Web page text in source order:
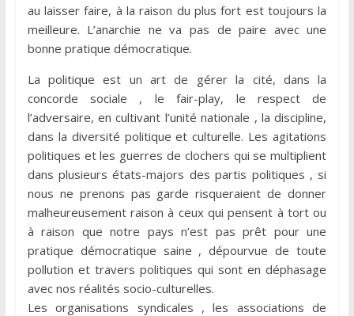
au laisser faire, à la raison du plus fort est toujours la
meilleure. L’anarchie ne va pas de paire avec une
bonne pratique démocratique.
La politique est un art de gérer la cité, dans la
concorde sociale , le fair-play, le respect de
l’adversaire, en cultivant l’unité nationale , la discipline,
dans la diversité politique et culturelle. Les agitations
politiques et les guerres de clochers qui se multiplient
dans plusieurs états-majors des partis politiques , si
nous ne prenons pas garde risqueraient de donner
malheureusement raison à ceux qui pensent à tort ou
à raison que notre pays n’est pas prêt pour une
pratique démocratique saine , dépourvue de toute
pollution et travers politiques qui sont en déphasage
avec nos réalités socio-culturelles.
Les organisations syndicales , les associations de